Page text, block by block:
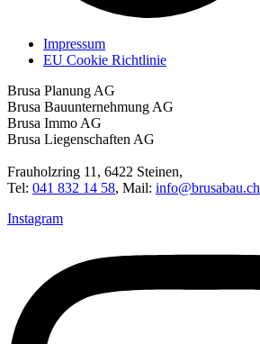
Impressum
EU Cookie Richtlinie
Brusa Planung AG
Brusa Bauunternehmung AG
Brusa Immo AG
Brusa Liegenschaften AG
Frauholzring 11, 6422 Steinen,
Tel: 041 832 14 58, Mail: info@brusabau.ch
Instagram